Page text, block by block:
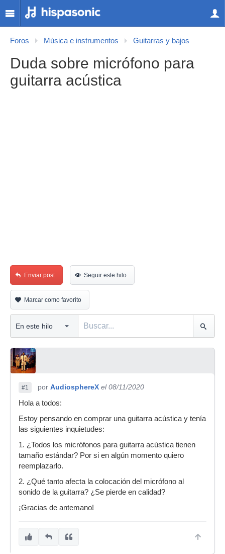
Foros Música e instrumentos Guitarras y bajos
Duda sobre micrófono para
guitarra acústica
Enviar post Seguir este hilo
Marcar como favorito
#1 por AudiosphereX el 08/11/2020
Hola a todos:
Estoy pensando en comprar una guitarra acústica y tenía
las siguientes inquietudes:
1. ¿Todos los micrófonos para guitarra acústica tienen
tamaño estándar? Por si en algún momento quiero
reemplazarlo.
2. ¿Qué tanto afecta la colocación del micrófono al
sonido de la guitarra? ¿Se pierde en calidad?
¡Gracias de antemano!